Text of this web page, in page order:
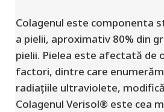
Colagenul este componenta
a pielii, aproximativ 80% din
pielii. Pielea este afectată de
factori, dintre care
radiațiile ultraviolete,
Colagenul Verisol® este cea